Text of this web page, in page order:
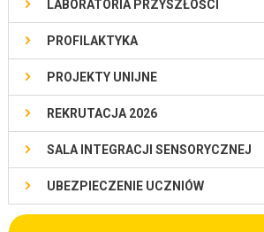
LABORATORIA PRZYSZŁOŚCI
PROFILAKTYKA
PROJEKTY UNIJNE
REKRUTACJA 2026
SALA INTEGRACJI SENSORYCZNEJ
UBEZPIECZENIE UCZNIÓW